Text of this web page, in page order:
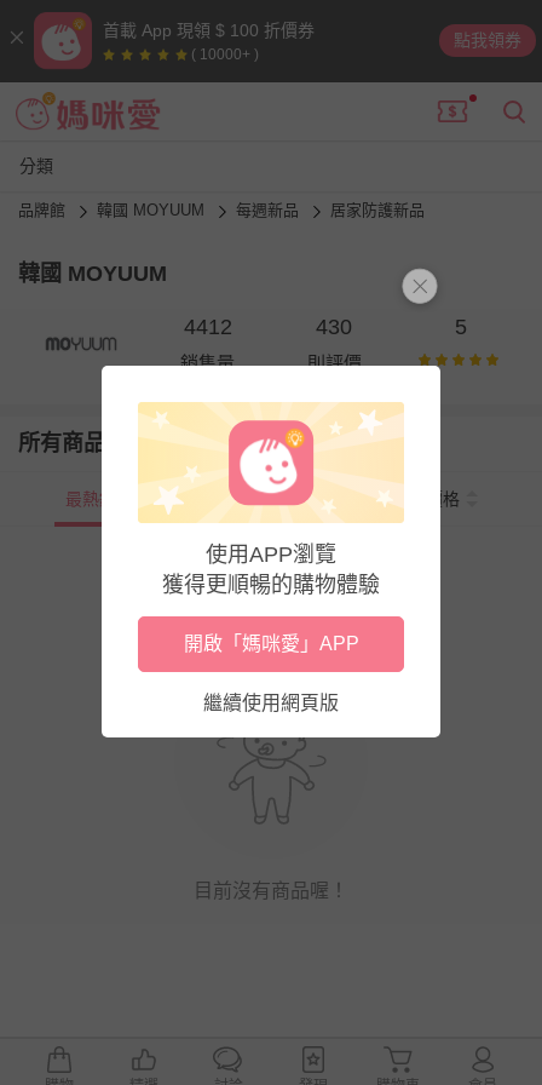
首載 App 現領 $ 100 折價券
( 10000+ )
點我領券
分類
品牌館 韓國 MOYUUM 每週新品 居家防護新品
韓國 MOYUUM
4412
銷售量
430
則評價
5
所有商品
最熱銷 新上市 價格
目前沒有商品喔！
使用APP瀏覽
獲得更順暢的購物體驗
開啟「媽咪愛」APP
繼續使用網頁版